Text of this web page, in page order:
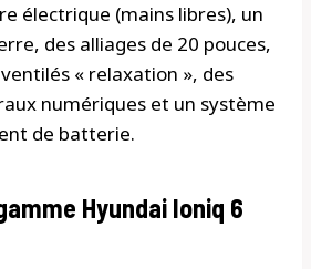
électrique (mains libres), un
des alliages de 20 pouces,
« relaxation », des
numériques et un système
de batterie.
Hyundai Ioniq 6